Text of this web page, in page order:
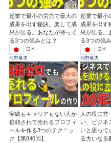
起業で最小の労力で最大の
成果を出す秘訣。楽して成
果が出る。あなたが持って
る3つの強みとは？
日本
河野竜夫
起業で最小
成果を出す
果が出る。
る3つの強
日本
河野竜夫
実績もキャリアもない人が
信頼されて売れるプロフィ
ールを作る3つのテクニッ
ク【第840回】
人の役に立
い、ビジネ
いと思って
る大いなる